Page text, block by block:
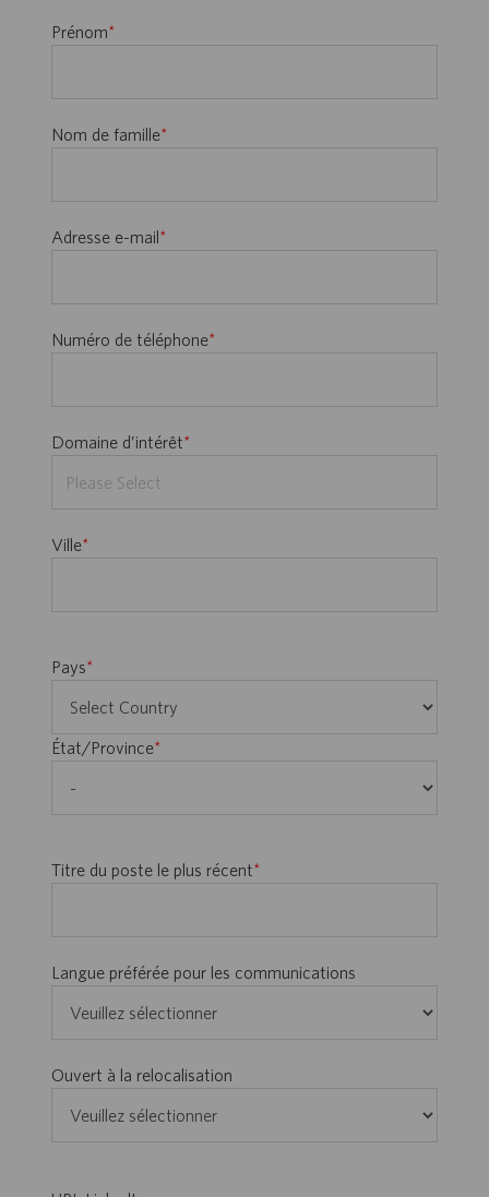
Prénom*
Nom de famille*
Adresse e-mail*
Numéro de téléphone*
Domaine d’intérêt*
Use
and
arrows
Ville*
Pays*
État/Province*
Titre du poste le plus récent*
Langue préférée pour les communications
Ouvert à la relocalisation